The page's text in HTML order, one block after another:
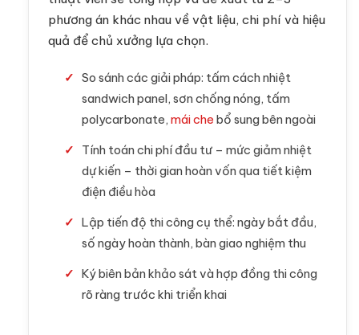
phương án khác nhau về vật liệu, chi phí và hiệu
quả để chủ xưởng lựa chọn.
So sánh các giải pháp: tấm cách nhiệt
sandwich panel, sơn chống nóng, tấm
polycarbonate, mái che bổ sung bên ngoài
Tính toán chi phí đầu tư – mức giảm nhiệt
dự kiến – thời gian hoàn vốn qua tiết kiệm
điện điều hòa
Lập tiến độ thi công cụ thể: ngày bắt đầu,
số ngày hoàn thành, bàn giao nghiệm thu
Ký biên bản khảo sát và hợp đồng thi công
rõ ràng trước khi triển khai